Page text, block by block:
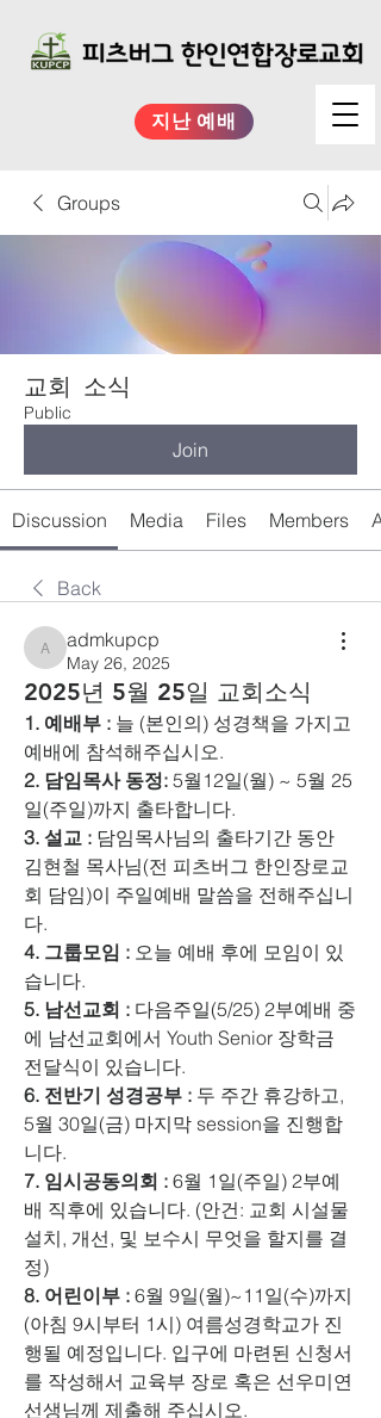
지난 예배
Groups
교회 소식
Public
Join
Discussion Media Files Members
Back
admkupcp
admkupcp
May 26, 2025
2025년 5월 25일 교회소식
1. 예배부 : 늘 (본인의) 성경책을 가지고
예배에 참석해주십시오.
2. 담임목사 동정: 5월12일(월) ~ 5월 25
일(주일)까지 출타합니다.
3. 설교 : 담임목사님의 출타기간 동안
김현철 목사님(전 피츠버그 한인장로교
회 담임)이 주일예배 말씀을 전해주십니
다.
4. 그룹모임 : 오늘 예배 후에 모임이 있
습니다.
5. 남선교회 : 다음주일(5/25) 2부예배 중
에 남선교회에서 Youth Senior 장학금
전달식이 있습니다.
6. 전반기 성경공부 : 두 주간 휴강하고,
5월 30일(금) 마지막 session을 진행합
니다.
7. 임시공동의회 : 6월 1일(주일) 2부예
배 직후에 있습니다. (안건: 교회 시설물
설치, 개선, 및 보수시 무엇을 할지를 결
정)
8. 어린이부 : 6월 9일(월)~11일(수)까지
(아침 9시부터 1시) 여름성경학교가 진
행될 예정입니다. 입구에 마련된 신청서
를 작성해서 교육부 장로 혹은 선우미연
선생님께 제출해 주십시오.